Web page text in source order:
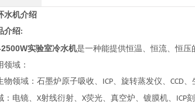
水机介绍
介绍:
实验室冷水机是一种能提供恒温、恒流、恒压
领域：
物领域：石墨炉原子吸收、 ICP、旋转蒸发仪、 CCD、
电镜、 X射线衍射、 X荧光、真空炉、镀膜机、 ICP